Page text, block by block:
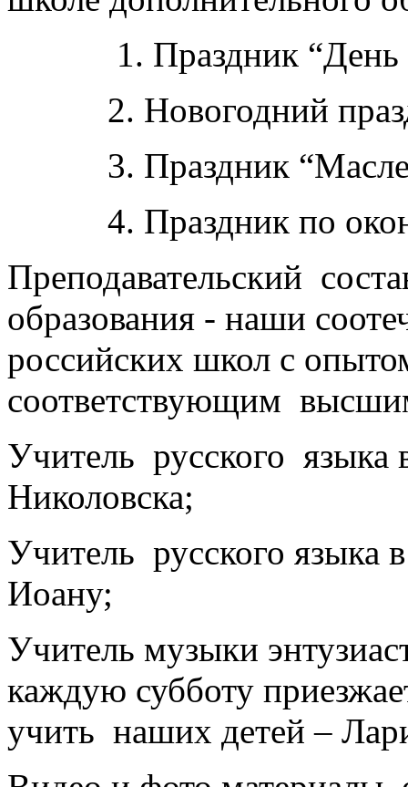
1. Праздник “День
2. Новогодний
3. Праздник
4. Праздник по
Преподавательский
образования - наши
российских школ с
соответствующим
Учитель русского
Николовска;
Учитель русского языка
Иоану;
Учитель музыки
каждую субботу
учить наших детей –